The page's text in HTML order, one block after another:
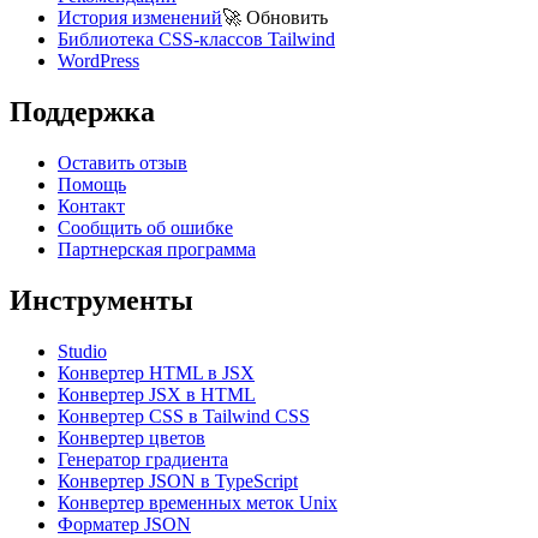
История изменений🚀 Обновить
Библиотека CSS-классов Tailwind
WordPress
Поддержка
Оставить отзыв
Помощь
Контакт
Сообщить об ошибке
Партнерская программа
Инструменты
Studio
Конвертер HTML в JSX
Конвертер JSX в HTML
Конвертер CSS в Tailwind CSS
Конвертер цветов
Генератор градиента
Конвертер JSON в TypeScript
Конвертер временных меток Unix
Форматер JSON